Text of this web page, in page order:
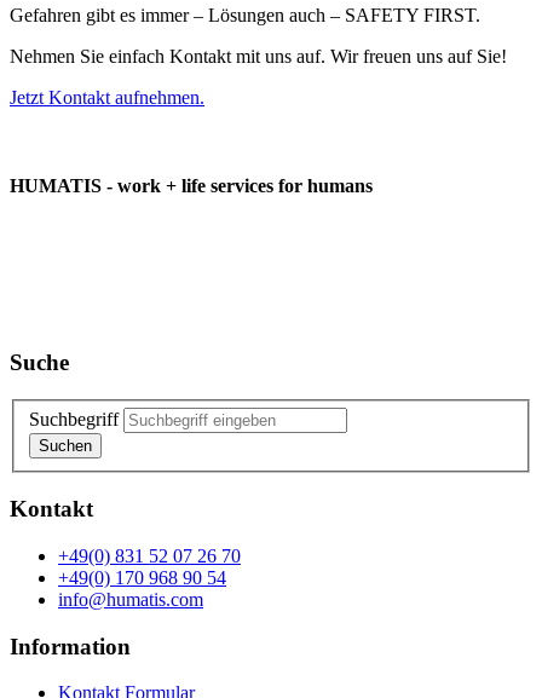
Gefahren gibt es immer – Lösungen auch – SAFETY FIRST.
Nehmen Sie einfach Kontakt mit uns auf. Wir freuen uns auf Sie!
Jetzt Kontakt aufnehmen.
HUMATIS - work + life services for humans
Suche
Suchbegriff
Suchen
Kontakt
+49(0) 831 52 07 26 70
+49(0) 170 968 90 54
info@humatis.com
Information
Kontakt Formular